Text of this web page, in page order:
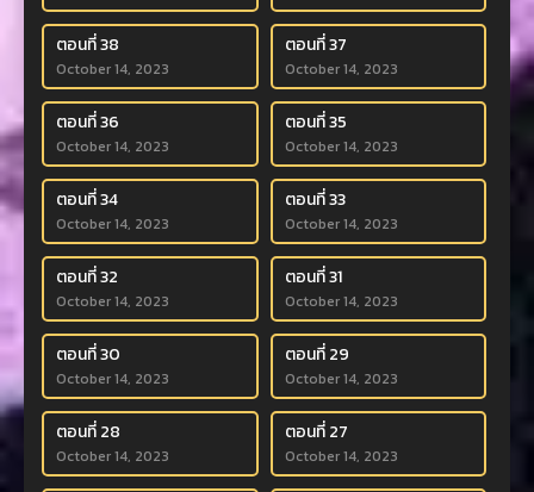
ตอนที่ 38
October 14, 2023
ตอนที่ 37
October 14, 2023
ตอนที่ 36
October 14, 2023
ตอนที่ 35
October 14, 2023
ตอนที่ 34
October 14, 2023
ตอนที่ 33
October 14, 2023
ตอนที่ 32
October 14, 2023
ตอนที่ 31
October 14, 2023
ตอนที่ 30
October 14, 2023
ตอนที่ 29
October 14, 2023
ตอนที่ 28
October 14, 2023
ตอนที่ 27
October 14, 2023